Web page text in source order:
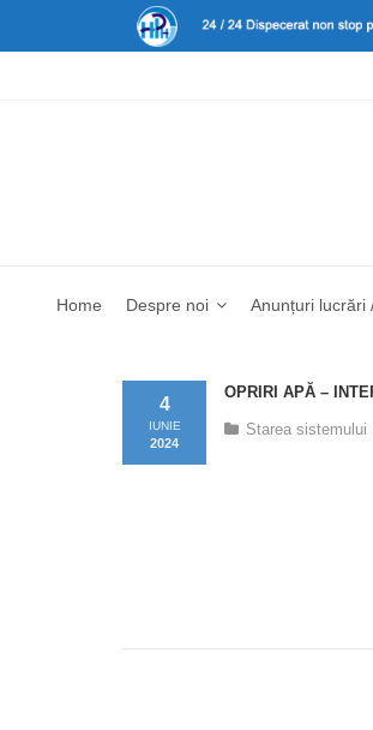
Home Despre noi Anunțuri lucrări
OPRIRI APĂ –
4
IUNIE
2024
Starea sistemului